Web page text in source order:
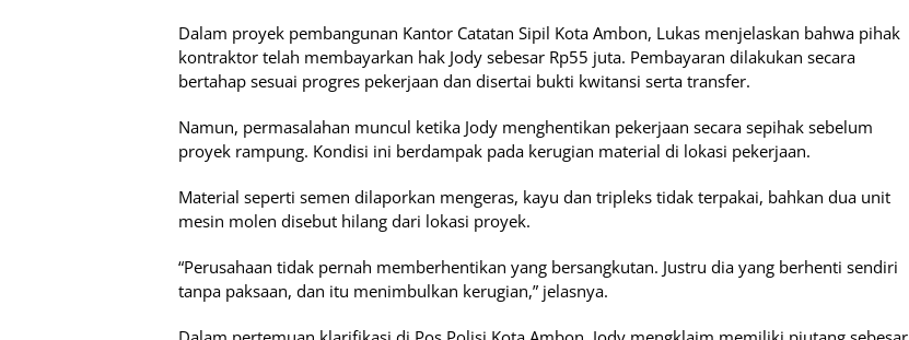
Dalam proyek pembangunan Kantor Catatan Sipil Kota Ambon, Lukas menjelaskan bahwa pihak
kontraktor telah membayarkan hak Jody sebesar Rp55 juta. Pembayaran dilakukan secara
bertahap sesuai progres pekerjaan dan disertai bukti kwitansi serta transfer.
Namun, permasalahan muncul ketika Jody menghentikan pekerjaan secara sepihak sebelum
proyek rampung. Kondisi ini berdampak pada kerugian material di lokasi pekerjaan.
Material seperti semen dilaporkan mengeras, kayu dan tripleks tidak terpakai, bahkan dua unit
mesin molen disebut hilang dari lokasi proyek.
“Perusahaan tidak pernah memberhentikan yang bersangkutan. Justru dia yang berhenti sendiri
tanpa paksaan, dan itu menimbulkan kerugian,” jelasnya.